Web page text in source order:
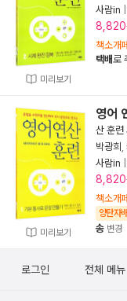
미리보기
사람in
8,820
책소개
택배로
미리보기
영어
산 훈련
박광희
사람in
8,820
책소개
양탄자
송 변경
로그인 전체 메뉴